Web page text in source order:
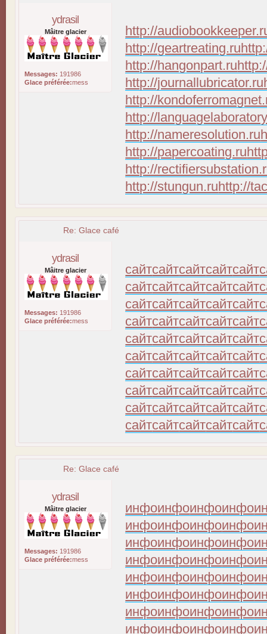
ydrasil
Mâitre glacier
Messages: 191986
Glace préférée:mess
http://
http://geartreating.ru
http://hangonpart.ru
http://journallubricator.ru
http://
http://
http://nameresolution.ru
http://papercoating.ru
http://
http://stungun.ruhttp://
Re: Glace café
ydrasil
Mâitre glacier
Messages: 191986
Glace préférée:mess
сайтсайтсайтсайтсайт
сайтсайтсайтсайтсайт
сайтсайтсайтсайтсайт
сайтсайтсайтсайтсайт
сайтсайтсайтсайтсайт
сайтсайтсайтсайтсайт
сайтсайтсайтсайтсайт
сайтсайтсайтсайтсайт
сайтсайтсайтсайтсайт
сайтсайтсайтсайтсайт
Re: Glace café
ydrasil
Mâitre glacier
Messages: 191986
Glace préférée:mess
инфоинфоинфоинфо
инфоинфоинфоинфо
инфоинфоинфоинфо
инфоинфоинфоинфо
инфоинфоинфоинфо
инфоинфоинфоинфо
инфоинфоинфоинфо
инфоинфоинфоинфо